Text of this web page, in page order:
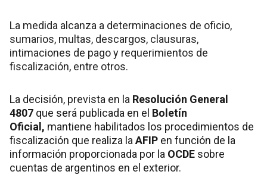
La medida alcanza a determinaciones de oficio,
sumarios, multas, descargos, clausuras,
intimaciones de pago y requerimientos de
fiscalización, entre otros.
La decisión, prevista en la Resolución General
4807 que será publicada en el Boletín
Oficial , mantiene habilitados los procedimientos de
fiscalización que realiza laAFIP en función de la
información proporcionada por la OCDE sobre
cuentas de argentinos en el exterior.